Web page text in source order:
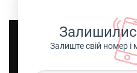
Залиште свій номер